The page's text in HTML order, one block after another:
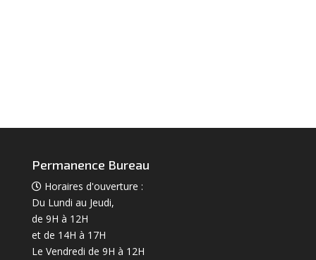
Permanence Bureau
Horaires d'ouverture :
Du Lundi au Jeudi,
de 9H à 12H
et de 14H à 17H
Le Vendredi de 9H à 12H